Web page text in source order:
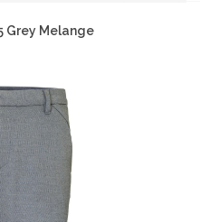
Grey Melange